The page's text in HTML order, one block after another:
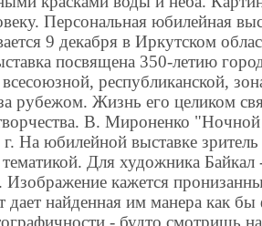
Персональная юбилейная
9 декабря в Иркутском
посвящена 350-летию
республиканской,
рубежом. Жизнь его целиком
В. Мироненко
На юбилейной выставке
тематикой. Для художника
Изображение кажется
дает найденная им манера как бы